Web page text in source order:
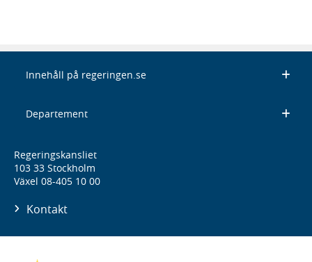
Innehåll på regeringen.se
Departement
Regeringskansliet
103 33 Stockholm
Växel 08-405 10 00
Kontakt